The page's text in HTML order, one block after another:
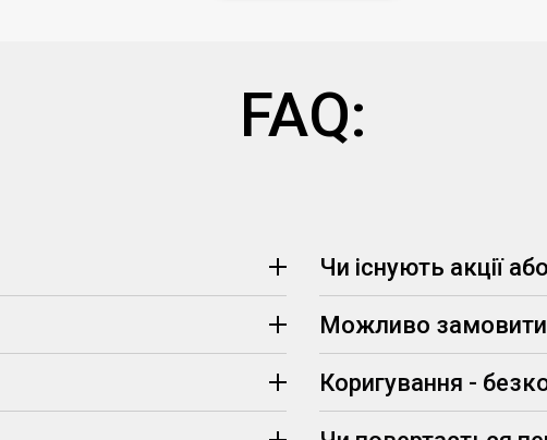
FAQ:
Чи існують акції
(визначаються
Можливо замовити
Коригування -